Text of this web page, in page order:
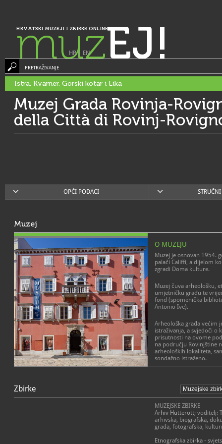
HRVATSKI MUZEJI I ZBIRKE ONLINE
muzEJ!
HR| EN
PRETRAŽIVANJE
Istra, Kvarner, Gorski kotar i Lika
Muzej Grada Rovinja-
della Città di Rovinj-
OPĆI PODACI
Muzej
O MUZEJU
Muzej je osnovan 1954.
palači Califfi, a dijelom
zgradi Doma kulture.
Muzej čuva arheološku,
umjetničku građu te
fond (spomenička
Antonio Ive).
Arheološka građa većim
istraživanja, a svjedoči o
prisutnosti na ovome
na području Rovinjštine
arheoloških lokaliteta,
sondažno istraženo.
svakodnevice od
govore o bogatom
industrijskoj tradiciji
predmeti iz ostavštine
uporabni predmeti,
zemlje.
Među umjetničkom
Zbirke
MUZEJSKE ZBIRKE
Arhiv Hütterott; voditelj:
arhivska, biografska,
građa, fotografska,
Etnografska zbirka -